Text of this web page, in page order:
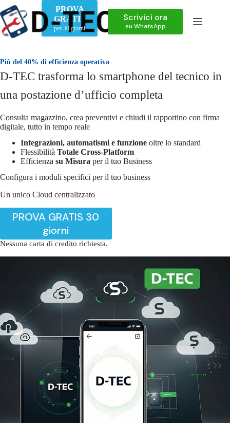
Salta
al
contenuto
PROVA
GRATIS
per 30 giorni
Scrivici ora
su WhatsApp
Più del 40% di efficienza operativa
D-TEC trasforma lo smartphone del tecnico in
una postazione d’ufficio completa
Consulta magazzino, crea preventivi e chiudi il rapportino con firma
digitale, tutto in tempo reale
Integrazioni, automatismi e funzione oltre lo standard
Flessibilità Totale Cross-Platform
Efficienza su Misura per il tuo Business
Configura i moduli specifici per il tuo business
Un unico Cloud centralizzato
PROVA GRATIS 30
giorni
Nessuna carta di credito richiesta.